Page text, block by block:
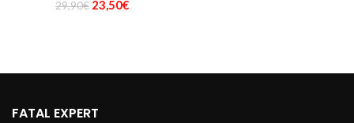
29,90€ Le
23,50€
FATAL EXPERT